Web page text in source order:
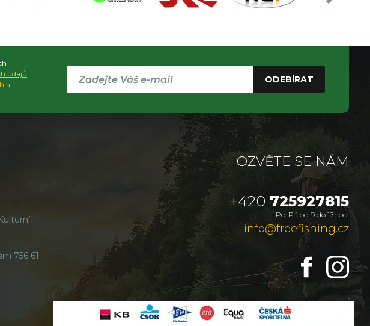
údajů
a
ODEBÍRAT
756 61
OZVĚTE SE NÁM
+420 725927815
Po-Pá od 9 do 17hod.
info@freefishing.cz